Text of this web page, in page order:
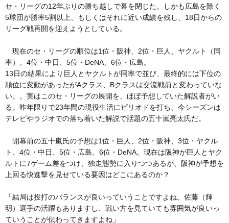
セ・リーグの12年ぶりの勝ち越しで幕を閉じた。しかも広島を除く
5球団が勝率5割以上、もしくはそれに近い成績を残し、18日からの
リーグ戦再開を迎えようとしている。
現在のセ・リーグの順位は1位・阪神、2位・巨人、ヤクルト（同
率）、4位・中日、5位・DeNA、6位・広島。
13日の結果により巨人とヤクルトが同率で並び、最終的には下位の
順位に変動があったがAクラス、Bクラスは交流戦前と変わっていな
い。。実はこのセ・リーグの展開を、ほぼ予想していた解説者がい
る。昨年限りで23年間の現役生活にピリオドを打ち、今シーズンは
テレビやラジオでの落ち着いた解説で話題の五十嵐亮太氏だ。
開幕前の五十嵐氏の予想は1位・巨人、2位・阪神、3位・ヤクル
ト、4位・中日、5位・広島、6位・DeNA。現在は阪神が巨人とヤク
ルトに7ゲーム差をつけ、独走態勢に入りつつあるが、阪神が予想を
上回る快進撃を見せている要因はどこにあるのか？
「結局は投打のバランスが良いっていうことですよね。佐藤（輝
明）選手の活躍もありますし、戦い方を見ていても雰囲気が良いっ
ていうことが伝わってきますよね」